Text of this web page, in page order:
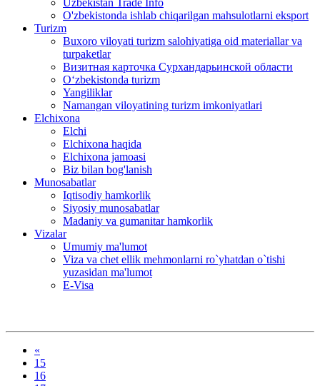
Uzbekistan Trade Info
O'zbekistonda ishlab chiqarilgan mahsulotlarni eksport
Turizm
Buxoro viloyati turizm salohiyatiga oid materiallar va
turpaketlar
Визитная карточка Сурхандарьинской области
Oʻzbekistonda turizm
Yangiliklar
Namangan viloyatining turizm imkoniyatlari
Elchixona
Elchi
Elchixona haqida
Elchixona jamoasi
Biz bilan bog'lanish
Munosabatlar
Iqtisodiy hamkorlik
Siyosiy munosabatlar
Madaniy va gumanitar hamkorlik
Vizalar
Umumiy ma'lumot
Viza va chet ellik mehmonlarni ro`yhatdan o`tishi
yuzasidan ma'lumot
E-Visa
«
15
16